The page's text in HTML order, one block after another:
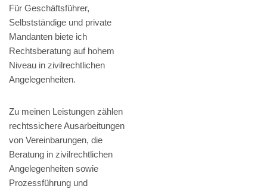
Für Geschäftsführer,
Selbstständige und private
Mandanten biete ich
Rechtsberatung auf hohem
Niveau in zivilrechtlichen
Angelegenheiten.
Zu meinen Leistungen zählen
rechtssichere Ausarbeitungen
von Vereinbarungen, die
Beratung in zivilrechtlichen
Angelegenheiten sowie
Prozessführung und